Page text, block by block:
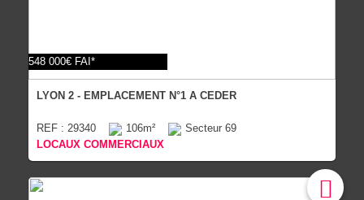
548 000€ FAI*
LYON 2 - EMPLACEMENT N°1 A CEDER
REF : 29340 106m²
Secteur 69
LOCAUX COMMERCIAUX